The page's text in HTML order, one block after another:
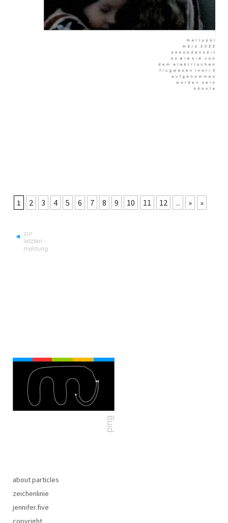
1 2 3 4 5 6 7 8 9 10 11 12 ... » »
about particles
zeichenlinie
jennifer.five
copyright